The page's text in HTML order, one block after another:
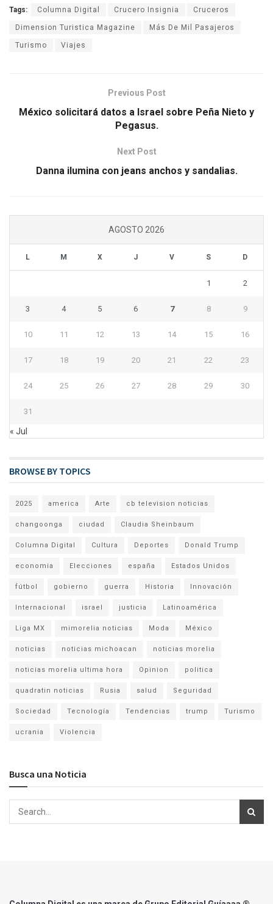
Tags: Columna Digital Crucero Insignia Cruceros
Dimension Turistica Magazine Más De Mil Pasajeros
Turismo Viajes
Previous Post
México solicitará datos a Israel sobre Peña Nieto y
Pegasus.
Next Post
Danna ilumina con jeans anchos y sandalias.
AGOSTO 2026
L M X J V S D
1 2
3 4 5 6 7 8 9
10 11 12 13 14 15 16
17 18 19 20 21 22 23
24 25 26 27 28 29 30
31
« Jul
BROWSE BY TOPICS
2025 america Arte cb television noticias
changoonga ciudad Claudia Sheinbaum
Columna Digital Cultura Deportes Donald Trump
economia Elecciones españa Estados Unidos
fútbol gobierno guerra Historia Innovación
Internacional israel justicia Latinoamérica
Liga MX mimorelia noticias Moda México
noticias noticias michoacan noticias morelia
noticias morelia ultima hora Opinion politica
quadratin noticias Rusia salud Seguridad
Sociedad Tecnología Tendencias trump Turismo
ucrania Violencia
Busca una Noticia